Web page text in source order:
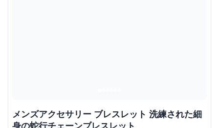
メンズアクセサリー ブレスレット 洗練された細
身の蛇行チェーンブレスレット